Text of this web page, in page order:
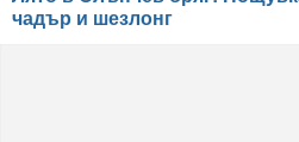
чадър и шезлонг